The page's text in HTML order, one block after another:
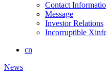
Contact
Message
Investor Relations
Incorruptible
cn
News